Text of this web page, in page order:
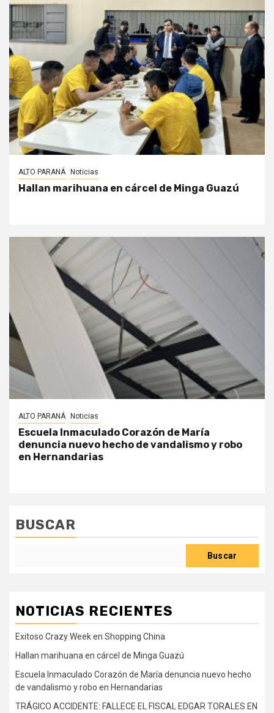
ALTO PARANÁ Noticias
Hallan marihuana en cárcel de Minga Guazú
ALTO PARANÁ Noticias
Escuela Inmaculado Corazón de María
denuncia nuevo hecho de vandalismo y robo
en Hernandarias
BUSCAR
Buscar
NOTICIAS RECIENTES
Exitoso Crazy Week en Shopping China
Hallan marihuana en cárcel de Minga Guazú
Escuela Inmaculado Corazón de María denuncia nuevo hecho
de vandalismo y robo en Hernandarias
TRÁGICO ACCIDENTE: FALLECE EL FISCAL EDGAR TORALES EN